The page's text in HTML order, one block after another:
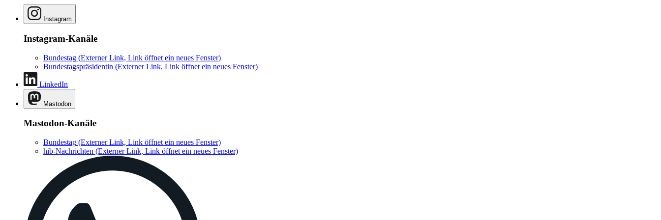
Instagram
Instagram-Kanäle
Bundestag (Externer Link, Link öffnet ein neues Fenster)
Bundestagspräsidentin (Externer Link, Link öffnet ein neues Fenster)
LinkedIn
Mastodon
Mastodon-Kanäle
Bundestag (Externer Link, Link öffnet ein neues Fenster)
hib-Nachrichten (Externer Link, Link öffnet ein neues Fenster)